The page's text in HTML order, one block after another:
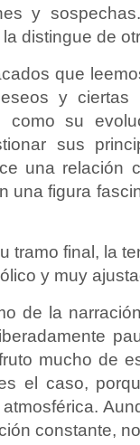
y
distingue de
que
y ciertas
como su
sus
una relación
una figura
tramo final, la
y muy
de la
mucho de
el caso,
constante,